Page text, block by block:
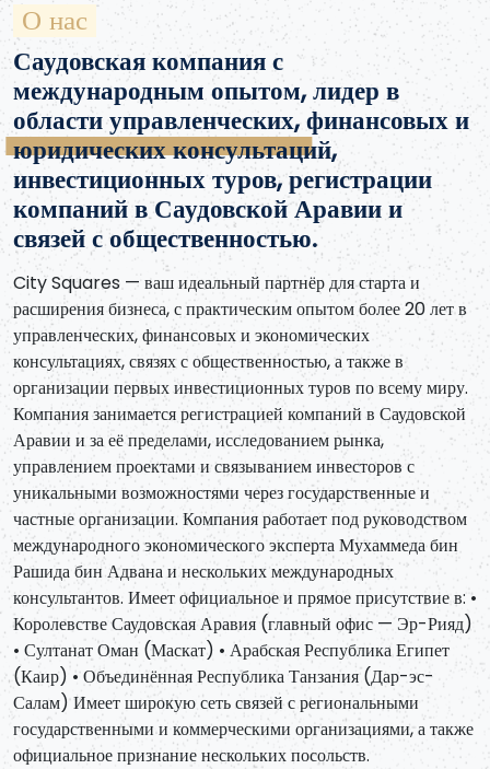
О нас
Саудовская компания с
международным опытом, лидер в
области управленческих, финансовых и
юридических консультаций,
инвестиционных туров, регистрации
компаний в Саудовской Аравии и
связей с общественностью.
City Squares — ваш идеальный партнёр для старта и
расширения бизнеса, с практическим опытом более 20 лет в
управленческих, финансовых и экономических
консультациях, связях с общественностью, а также в
организации первых инвестиционных туров по всему миру.
Компания занимается регистрацией компаний в Саудовской
Аравии и за её пределами, исследованием рынка,
управлением проектами и связыванием инвесторов с
уникальными возможностями через государственные и
частные организации. Компания работает под руководством
международного экономического эксперта Мухаммеда бин
Рашида бин Адвана и нескольких международных
консультантов. Имеет официальное и прямое присутствие в: •
Королевстве Саудовская Аравия (главный офис — Эр-Рияд)
• Султанат Оман (Маскат) • Арабская Республика Египет
(Каир) • Объединённая Республика Танзания (Дар-эс-
Салам) Имеет широкую сеть связей с региональными
государственными и коммерческими организациями, а также
официальное признание нескольких посольств.